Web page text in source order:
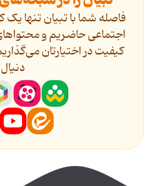
فاصله شما با تبیان تنها
اجتماعی حاضریم و
کیفیت در اختیارتان